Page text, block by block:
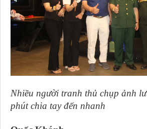
Nhiều người tranh thủ chụp ảnh
phút chia tay đến nhanh